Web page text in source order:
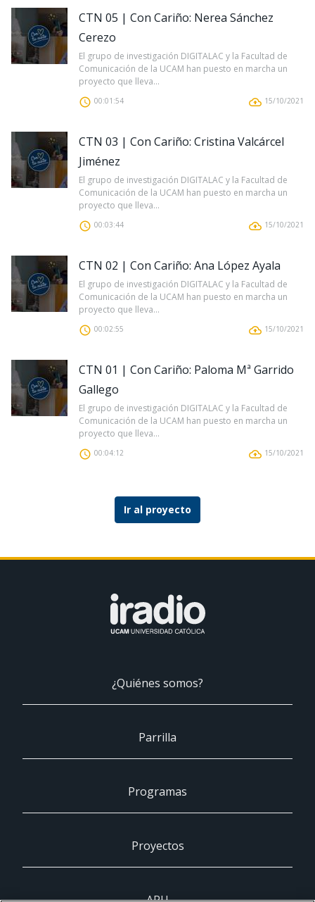
CTN 05 | Con Cariño: Nerea Sánchez
Cerezo
El grupo de investigación DIGITALAC y la Facultad de
Comunicación de la UCAM han puesto en marcha un
proyecto que lleva...
00:01:54 15/10/2021
CTN 03 | Con Cariño: Cristina Valcárcel
Jiménez
El grupo de investigación DIGITALAC y la Facultad de
Comunicación de la UCAM han puesto en marcha un
proyecto que lleva...
00:03:44 15/10/2021
CTN 02 | Con Cariño: Ana López Ayala
El grupo de investigación DIGITALAC y la Facultad de
Comunicación de la UCAM han puesto en marcha un
proyecto que lleva...
00:02:55 15/10/2021
CTN 01 | Con Cariño: Paloma Mª Garrido
Gallego
El grupo de investigación DIGITALAC y la Facultad de
Comunicación de la UCAM han puesto en marcha un
proyecto que lleva...
00:04:12 15/10/2021
Ir al proyecto
¿Quiénes somos?
Parrilla
Programas
Proyectos